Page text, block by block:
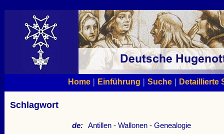
Home| Einführung | Suche| Detaillierte
Schlagwort
de: Antillen - Wallonen - Genealogie